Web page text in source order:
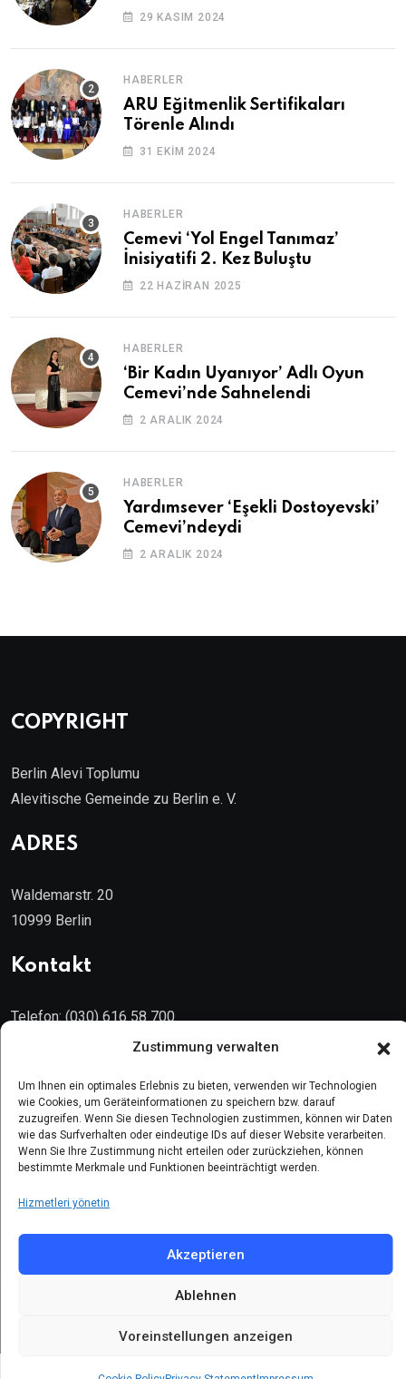
Zustimmung verwalten
Um Ihnen ein optimales Erlebnis zu bieten, verwenden wir Technologien
wie Cookies, um Geräteinformationen zu speichern bzw. darauf
zuzugreifen. Wenn Sie diesen Technologien zustimmen, können wir Daten
wie das Surfverhalten oder eindeutige IDs auf dieser Website verarbeiten.
Wenn Sie Ihre Zustimmung nicht erteilen oder zurückziehen, können
bestimmte Merkmale und Funktionen beeinträchtigt werden.
Hizmetleri yönetin
Akzeptieren
Ablehnen
Voreinstellungen anzeigen
29 KASIM 2024
HABERLER
ARU Eğitmenlik Sertifikaları
Törenle Alındı
31 EKIM 2024
HABERLER
Cemevi ‘Yol Engel Tanımaz’
İnisiyatifi 2. Kez Buluştu
22 HAZIRAN 2025
HABERLER
‘Bir Kadın Uyanıyor’ Adlı Oyun
Cemevi’nde Sahnelendi
2 ARALIK 2024
HABERLER
Yardımsever ‘Eşekli Dostoyevski’
Cemevi’ndeydi
2 ARALIK 2024
COPYRIGHT
Berlin Alevi Toplumu
Alevitische Gemeinde zu Berlin e. V.
ADRES
Waldemarstr. 20
10999 Berlin
Kontakt
Telefon: (030) 616 58 700
Faks : (030) 616 58 395
E-Posta: cemevi@alevi.org
KÜNYE
Gizlilik politikası
Çerez politikası